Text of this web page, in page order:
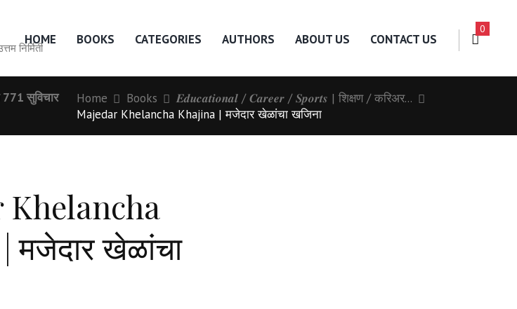
निर्मिती
HOME BOOKS CATEGORIES AUTHORS ABOUT US CONTACT US
0
771 सुविचार
Home Books
𝑬𝒅𝒖𝒄𝒂𝒕𝒊𝒐𝒏𝒂𝒍 / 𝑪𝒂𝒓𝒆𝒆𝒓 / 𝑺𝒑𝒐𝒓𝒕𝒔 | शिक्षण / करिअर...
Majedar Khelancha Khajina | मजेदार खेळांचा खजिना
खेळांचा